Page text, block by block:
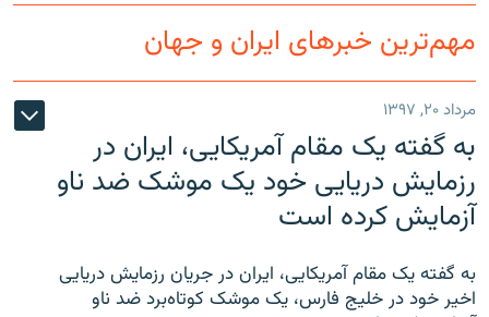
مهم‌ترین خبرهای ایران و جهان
مرداد ۲۰, ۱۳۹۷
به گفته یک مقام آمریکایی، ایران در
رزمایش دریایی خود یک موشک ضد ناو
آزمایش کرده است
به گفته یک مقام آمریکایی، ایران در جریان رزمایش دریایی
اخیر خود در خلیج فارس، یک موشک کوتاه‌برد ضد ناو